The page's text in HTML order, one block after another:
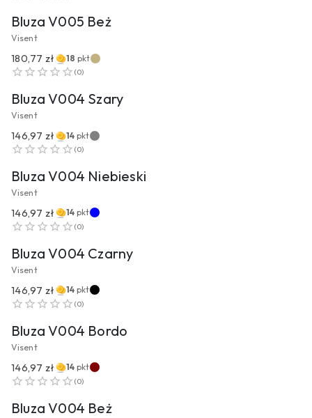
Bluza V005 Beż
Visent
180,77 zł 18 pkt
(0)
PRZEJDŹ DO PRODUKTU
Bluza V004 Szary
Visent
146,97 zł 14 pkt
(0)
PRZEJDŹ DO PRODUKTU
Bluza V004 Niebieski
Visent
146,97 zł 14 pkt
(0)
PRZEJDŹ DO PRODUKTU
Bluza V004 Czarny
Visent
146,97 zł 14 pkt
(0)
PRZEJDŹ DO PRODUKTU
Bluza V004 Bordo
Visent
146,97 zł 14 pkt
(0)
PRZEJDŹ DO PRODUKTU
Bluza V004 Beż